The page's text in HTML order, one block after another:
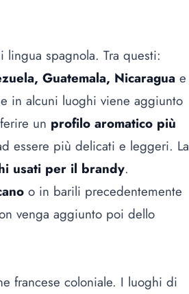
spagnola. Tra questi:
Guatemala, Nicaragua e
in alcuni luoghi viene aggiunto
un profilo aromatico più
essere più delicati e leggeri. La
usati per il brandy.
o in barili precedentemente
venga aggiunto poi dello
francese coloniale. I luoghi di